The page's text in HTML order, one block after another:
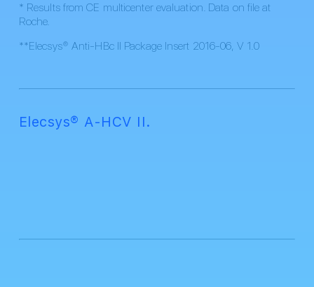
* Results from CE multicenter evaluation. Data on file at
Roche.
**Elecsys® Anti-HBc II Package Insert 2016-06, V 1.0
Elecsys® A-HCV II.